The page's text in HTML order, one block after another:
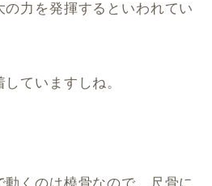
力を発揮するといわれてい
ていますしね。